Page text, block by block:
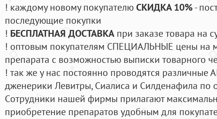
! каждому новому покупателюСКИДКА 10%-
последующие покупки
! БЕСПЛАТНАЯ ДОСТАВКА при заказе товара на
! оптовым покупателям СПЕЦИАЛЬНЫЕ цены на
препарата с возможностью выписки товарного
! так же у нас постоянно проводятся
дженерики Левитры, Сиалиса и Силденафила по
Cотрудники нашей фирмы прилагают
приобретение препаратов удобным для